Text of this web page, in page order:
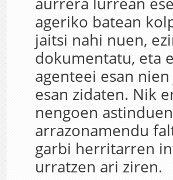
ageriko batean
jaitsi nahi nuen,
dokumentatu, eta
agenteei esan
esan zidaten. Nik
nengoen
arrazonamendu
garbi herritarren
urratzen ari ziren.